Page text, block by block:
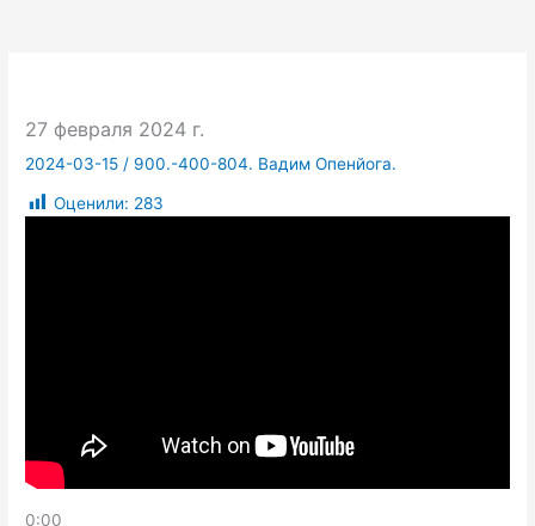
27 февраля 2024 г.
2024-03-15 / 900.-400-804. Вадим Опенйога.
Оценили: 283
0:00